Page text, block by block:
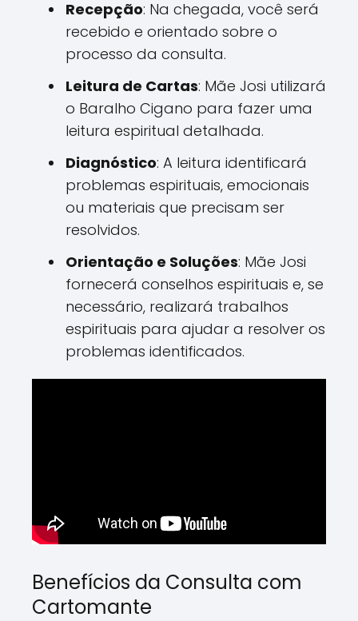
Recepção: Na chegada, você será
recebido e orientado sobre o
processo da consulta.
Leitura de Cartas: Mãe Josi utilizará
o Baralho Cigano para fazer uma
leitura espiritual detalhada.
Diagnóstico: A leitura identificará
problemas espirituais, emocionais
ou materiais que precisam ser
resolvidos.
Orientação e Soluções: Mãe Josi
fornecerá conselhos espirituais e, se
necessário, realizará trabalhos
espirituais para ajudar a resolver os
problemas identificados.
Benefícios da Consulta com
Cartomante